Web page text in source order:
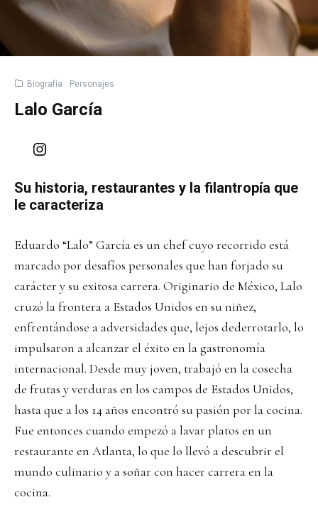
Biografía Personajes
Lalo García
Instagram
Su historia, restaurantes y la filantropía que
le caracteriza
Eduardo “Lalo” García es un chef cuyo recorrido está
marcado por desafíos personales que han forjado su
carácter y su exitosa carrera. Originario de México, Lalo
cruzó la frontera a Estados Unidos en su niñez,
enfrentándose a adversidades que, lejos dederrotarlo, lo
impulsaron a alcanzar el éxito en la gastronomía
internacional. Desde muy joven, trabajó en la cosecha
de frutas y verduras en los campos de Estados Unidos,
hasta que a los 14 años encontró su pasión por la cocina.
Fue entonces cuando empezó a lavar platos en un
restaurante en Atlanta, lo que lo llevó a descubrir el
mundo culinario y a soñar con hacer carrera en la
cocina.